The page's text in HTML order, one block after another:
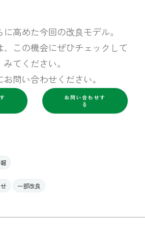
高めた今回の改良モデル。
、この機会にぜひチェックして
みてください。
問い合わせください。
お問い合わせす
る
一部改良